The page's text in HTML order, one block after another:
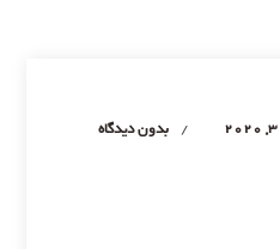
بدون دیدگاه